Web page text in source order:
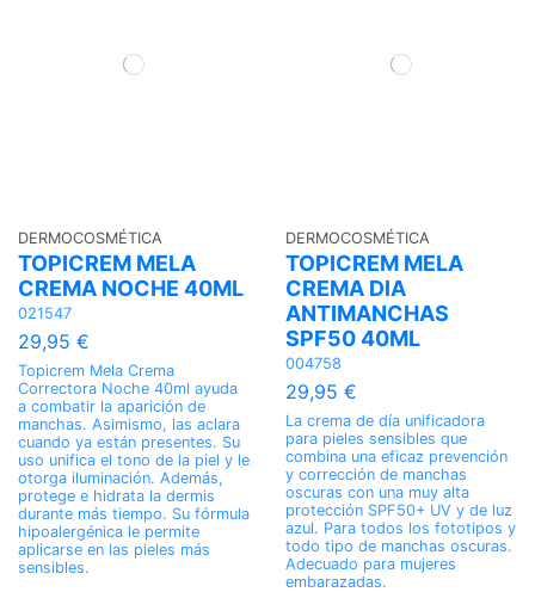
DERMOCOSMÉTICA
TOPICREM MELA
CREMA NOCHE 40ML
021547
29,95 €
Topicrem Mela Crema
Correctora Noche 40ml ayuda
a combatir la aparición de
manchas. Asimismo, las aclara
cuando ya están presentes. Su
uso unifica el tono de la piel y le
otorga iluminación. Además,
protege e hidrata la dermis
durante más tiempo. Su fórmula
hipoalergénica le permite
aplicarse en las pieles más
sensibles.
DERMOCOSMÉTICA
TOPICREM MELA
CREMA DIA
ANTIMANCHAS
SPF50 40ML
004758
29,95 €
La crema de día unificadora
para pieles sensibles que
combina una eficaz prevención
y corrección de manchas
oscuras con una muy alta
protección SPF50+ UV y de luz
azul. Para todos los fototipos y
todo tipo de manchas oscuras.
Adecuado para mujeres
embarazadas.